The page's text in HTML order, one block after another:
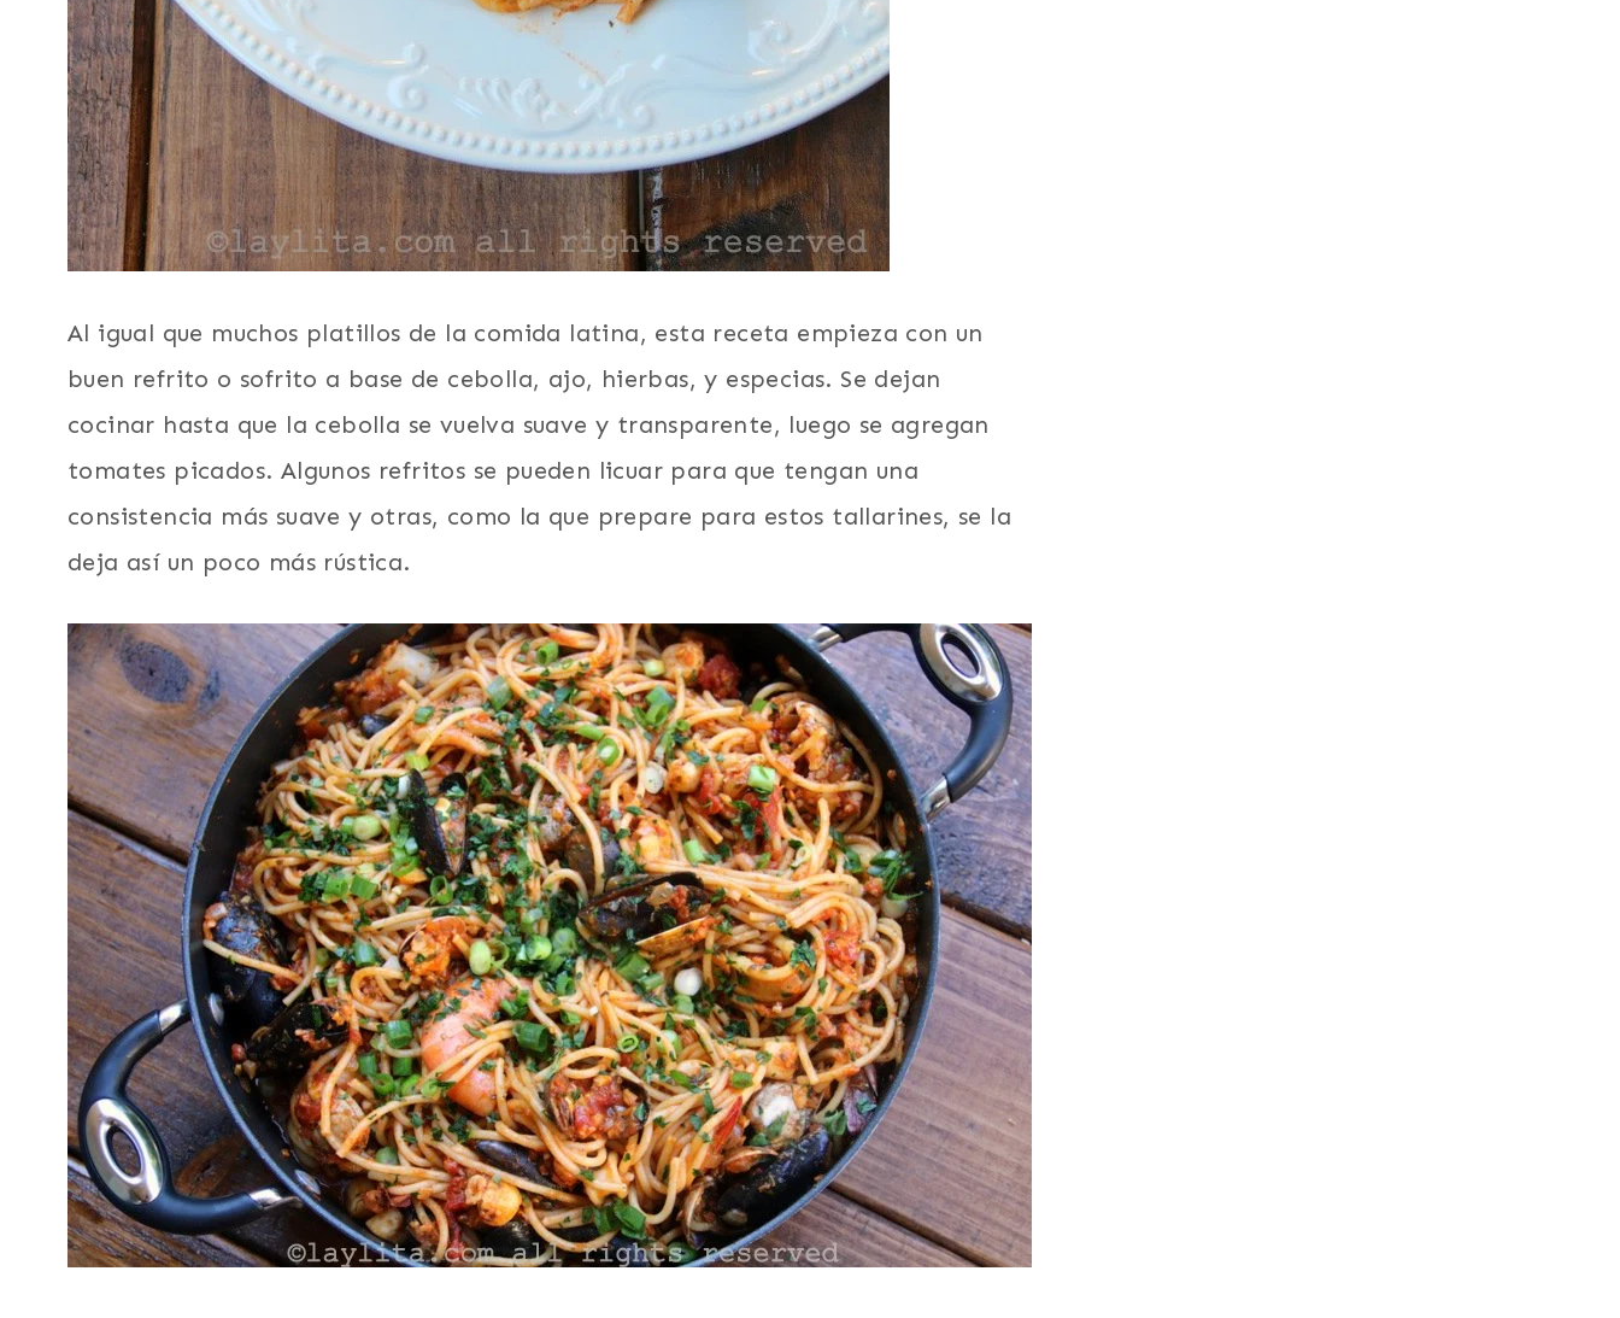
Al igual que muchos platillos de la comida latina, esta receta empieza con un
buen refrito o sofrito a base de cebolla, ajo, hierbas, y especias. Se dejan
cocinar hasta que la cebolla se vuelva suave y transparente, luego se agregan
tomates picados. Algunos refritos se pueden licuar para que tengan una
consistencia más suave y otras, como la que prepare para estos tallarines, se la
deja así un poco más rústica.